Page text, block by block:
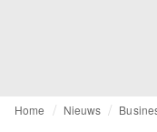
Home Nieuws